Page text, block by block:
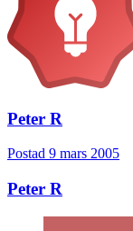
Peter R
Postad 9 mars 2005
Peter R